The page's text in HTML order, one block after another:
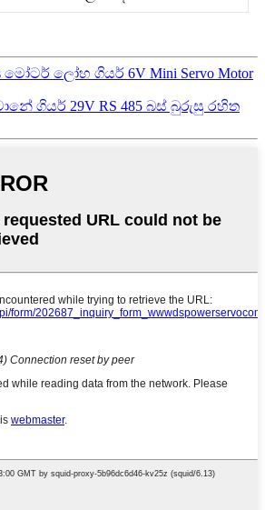
මෝටර් ලෝහ ගියර් 6V Mini Servo Motor
ගියර් 29V RS 485 බස් බුරුසු රහිත